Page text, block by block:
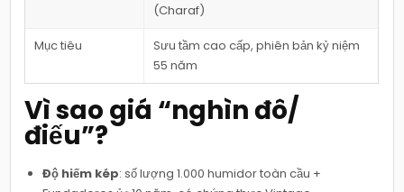
(Charaf)
Mục tiêu
Sưu tầm cao cấp, phiên bản kỷ niệm
55 năm
Vì sao giá “nghìn đô/
điếu”?
Độ hiếm kép: số lượng 1.000 humidor toàn cầu +